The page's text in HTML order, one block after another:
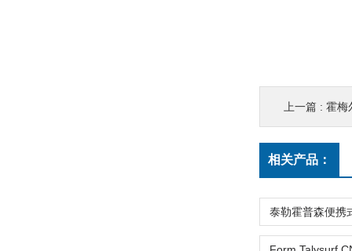
上一篇 : 霍梅
相关产品：